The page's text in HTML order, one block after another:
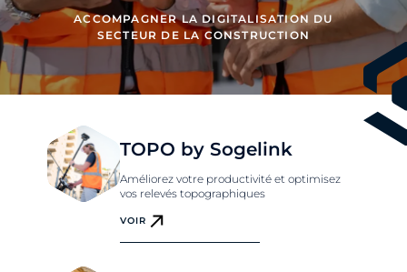
ACCOMPAGNER LA DIGITALISATION DU
SECTEUR DE LA CONSTRUCTION
TOPO by Sogelink
Améliorez votre productivité et optimisez
vos relevés topographiques
VOIR